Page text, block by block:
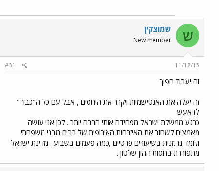
ש שמוצקין
New member
11/12/15
#31
זה יעבוד הפוך
זה יעלה את האנטישמיות ויקרר את היחסים , אבל עם כל ה"כבוד"
לדאעש
כרגע ממשלת ישראל מפחידה אותי הרבה יותר . לכן אני עושה
מאמצים לשחזר את האיזרחות האירופית של רבים מבני משפחתי
ולומד גרמנית בשיעורים פרטיים ,כמה פעמים בשבוע . מדינת ישראל
מתפוררת בחסות ההון שלטון .